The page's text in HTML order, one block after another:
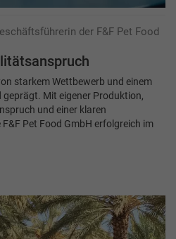
der F&F Pet Food
starkem Wettbewerb und einem
Mit eigener Produktion,
und einer klaren
Pet Food GmbH erfolgreich im